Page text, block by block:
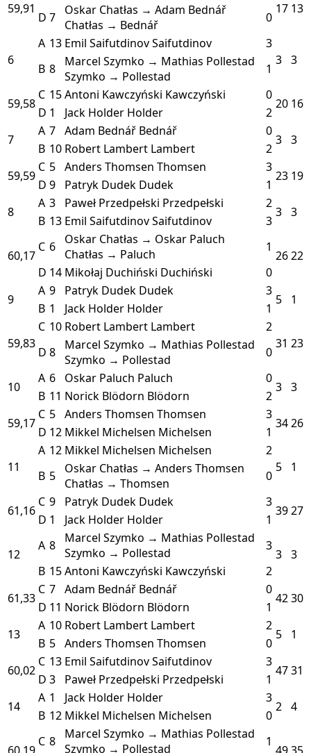
59,91 17 13
D 7
Oskar Chatłas → Adam Bednář
Chatłas → Bednář
0
6
A 13 Emil SaifutdinovSaifutdinov
3
3 3
B 8
Marcel Szymko → Mathias Pollestad
Szymko → Pollestad
1
59,58
C 15Antoni Kawczyński Kawczyński 0
20 16
D 1 Jack Holder Holder
2
7
A 7 Adam Bednář Bednář 0
3 3
B 10 Robert Lambert Lambert
2
59,59
C 5 Anders Thomsen Thomsen 3
23 19
D 9 Patryk Dudek Dudek
1
8
A 3 Paweł Przedpełski Przedpełski 2
3 3
B 13 Emil SaifutdinovSaifutdinov 3
60,17
C 6
Oskar Chatłas → Oskar Paluch
Chatłas → Paluch
1
2622
D 14 Mikołaj Duchiński Duchiński
0
9
A 9 Patryk Dudek Dudek 3
5 1
B 1 Jack Holder Holder 1
59,83
C 10 Robert Lambert Lambert
2
31 23
D 8
Marcel Szymko → Mathias Pollestad
Szymko → Pollestad
0
10
A 6 Oskar Paluch Paluch 0
3 3
B 11 Norick Blödorn Blödorn
2
59,17
C 5 Anders Thomsen Thomsen 3
3426
D 12 Mikkel Michelsen Michelsen 1
11
A 12 Mikkel Michelsen Michelsen
2
5
1
B 5
Oskar Chatłas → Anders Thomsen
Chatłas → Thomsen
0
61,16
C 9 Patryk Dudek Dudek 3
3927
D 1 Jack Holder Holder 1
12
A 8
Marcel Szymko → Mathias Pollestad
Szymko → Pollestad
3
3 3
B 15Antoni Kawczyński Kawczyński
2
61,33
C 7 Adam Bednář Bednář 0
4230
D 11 Norick Blödorn Blödorn
1
13
A 10 Robert Lambert Lambert 2
5 1
B 5 Anders Thomsen Thomsen
0
60,02
C 13 Emil SaifutdinovSaifutdinov 3
4731
D 3 Paweł Przedpełski Przedpełski
1
14
A 1 Jack Holder Holder 3
2 4
B 12 Mikkel Michelsen Michelsen 0
C 8
Marcel Szymko → Mathias Pollestad
Szymko → Pollestad
1